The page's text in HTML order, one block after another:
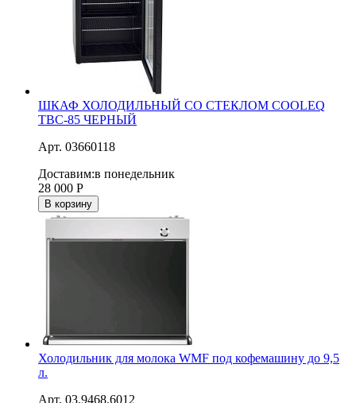
ШКАФ ХОЛОДИЛЬНЫЙ СО СТЕКЛОМ COOLEQ
TBC-85 ЧЕРНЫЙ
Арт. 03660118
Доставим:в понедельник
28 000 Р
В корзину
Холодильник для молока WMF под кофемашину до 9,5
л.
Арт. 03.9468.6012